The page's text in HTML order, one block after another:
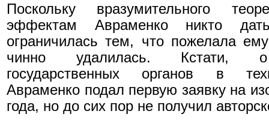
Поскольку вразумительного
эффектам Авраменко никто
ограничилась тем, что пожелала
чинно удалилась. Кстати, о
государственных органов в
Авраменко подал первую заявку на
года, но до сих пор не получил